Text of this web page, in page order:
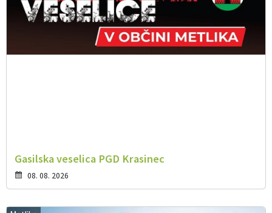
Gasilska veselica PGD Krasinec
08. 08. 2026